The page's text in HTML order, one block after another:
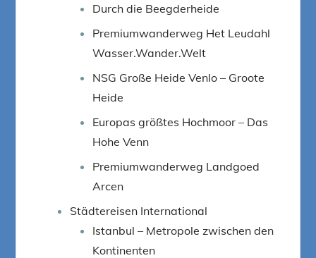
Durch die Beegderheide
Premiumwanderweg Het Leudahl
Wasser.Wander.Welt
NSG Große Heide Venlo – Groote
Heide
Europas größtes Hochmoor – Das
Hohe Venn
Premiumwanderweg Landgoed
Arcen
Städtereisen International
Istanbul – Metropole zwischen den
Kontinenten